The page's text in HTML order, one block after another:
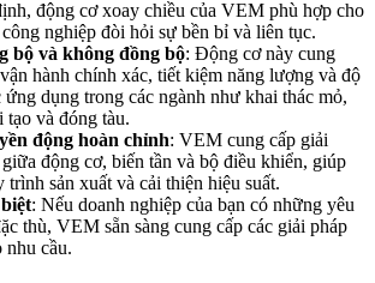
động cơ xoay chiều của VEM phù hợp cho
nghiệp đòi hỏi sự bền bỉ và liên tục.
bộ và không đồng bộ: Động cơ này cung
hành chính xác, tiết kiệm năng lượng và độ
ứng dụng trong các ngành như khai thác mỏ,
tạo và đóng tàu.
động hoàn chỉnh: VEM cung cấp giải
động cơ, biến tần và bộ điều khiển, giúp
trình sản xuất và cải thiện hiệu suất.
: Nếu doanh nghiệp của bạn có những yêu
thù, VEM sẵn sàng cung cấp các giải pháp
nhu cầu.